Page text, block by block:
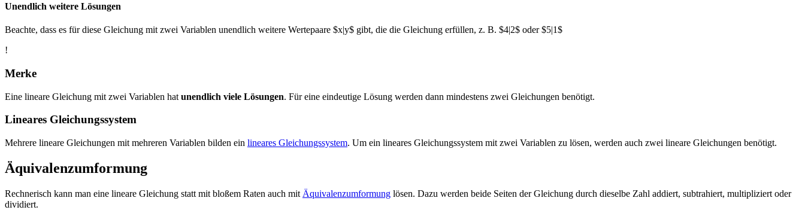
Unendlich weitere Lösungen
Beachte, dass es für diese Gleichung mit zwei Variablen unendlich weitere Wertepaare $x|y$ gibt, die die Gleichung erfüllen, z. B. $4|2$ oder $5|1$
!
Merke
Eine lineare Gleichung mit zwei Variablen hat unendlich viele Lösungen. Für eine eindeutige Lösung werden dann mindestens zwei Gleichungen benötigt.
Lineares Gleichungssystem
Mehrere lineare Gleichungen mit mehreren Variablen bilden ein lineares Gleichungssystem. Um ein lineares Gleichungssystem mit zwei Variablen zu lösen, werden auch zwei lineare Gleichungen benötigt.
Äquivalenzumformung
Rechnerisch kann man eine lineare Gleichung statt mit bloßem Raten auch mit Äquivalenzumformung lösen. Dazu werden beide Seiten der Gleichung durch dieselbe Zahl addiert, subtrahiert, multipliziert oder
dividiert.